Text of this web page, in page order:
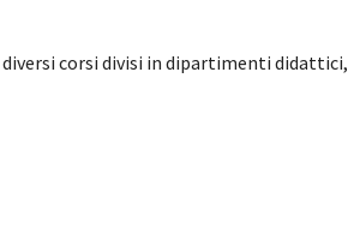
corsi divisi in dipartimenti didattici,